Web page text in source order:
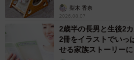
梨木 香奈
2026.08.07
2歳半の長男と生後2
2冊をイラストでい
せる家族ストーリーに